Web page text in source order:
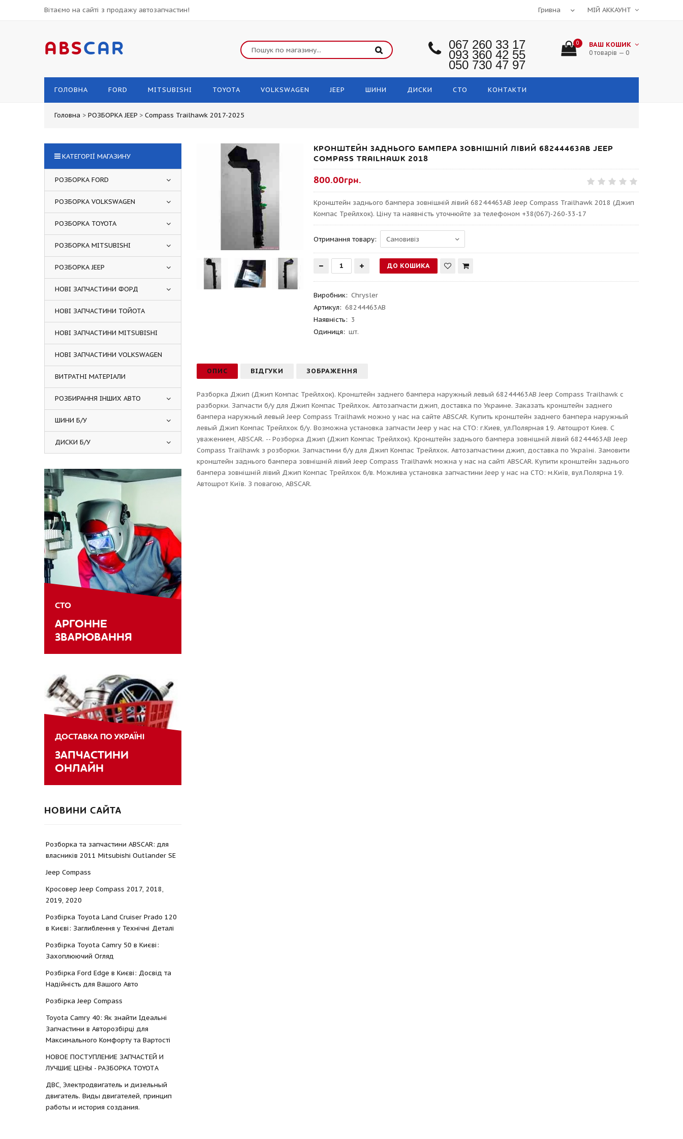
Вітаємо на сайті з продажу автозапчастин! МІЙ АККАУНТ
ABSCAR 067 260 33 17
093 360 42 55
050 730 47 97
0 ВАШ КОШИК
0 товарів — 0
ГОЛОВНА FORD MITSUBISHI TOYOTA VOLKSWAGEN JEEP ШИНИ ДИСКИ СТО КОНТАКТИ
Головна > РОЗБОРКА JEEP > Compass Trailhawk 2017-2025
КРОНШТЕЙН ЗАДНЬОГО БАМПЕРА ЗОВНІШНІЙ ЛІВИЙ 68244463AB JEEP
COMPASS TRAILHAWK 2018
800.00грн.
Кронштейн заднього бампера зовнішній лівий 68244463AB Jeep Compass Trailhawk 2018 (Джип
Компас Трейлхок). Ціну та наявність уточнюйте за телефоном +38(067)-260-33-17
Отримання товару:
Виробник: Chrysler
Артикул: 68244463AB
Наявність: 3
Одиниця: шт.
ОПИС ВІДГУКИ ЗОБРАЖЕННЯ
Разборка Джип (Джип Компас Трейлхок). Кронштейн заднего бампера наружный левый 68244463AB Jeep Compass Trailhawk с
разборки. Запчасти б/у для Джип Компас Трейлхок. Автозапчасти джип, доставка по Украине. Заказать кронштейн заднего
бампера наружный левый Jeep Compass Trailhawk можно у нас на сайте ABSCAR. Купить кронштейн заднего бампера наружный
левый Джип Компас Трейлхок б/у. Возможна установка запчасти Jeep у нас на СТО: г.Киев, ул.Полярная 19. Автошрот Киев. С
уважением, ABSCAR. -- Розборка Джип (Джип Компас Трейлхок). Кронштейн заднього бампера зовнішній лівий 68244463AB Jeep
Compass Trailhawk з розборки. Запчастини б/у для Джип Компас Трейлхок. Автозапчастини джип, доставка по Україні. Замовити
кронштейн заднього бампера зовнішній лівий Jeep Compass Trailhawk можна у нас на сайті ABSCAR. Купити кронштейн заднього
бампера зовнішній лівий Джип Компас Трейлхок б/в. Можлива установка запчастини Jeep у нас на СТО: м.Київ, вул.Полярна 19.
Автошрот Київ. З повагою, ABSCAR.
КАТЕГОРІЇ МАГАЗИНУ
РОЗБОРКА FORD
РОЗБОРКА VOLKSWAGEN
РОЗБОРКА TOYOTA
РОЗБОРКА MITSUBISHI
РОЗБОРКА JEEP
НОВІ ЗАПЧАСТИНИ ФОРД
НОВІ ЗАПЧАСТИНИ ТОЙОТА
НОВІ ЗАПЧАСТИНИ MITSUBISHI
НОВІ ЗАПЧАСТИНИ VOLKSWAGEN
ВИТРАТНІ МАТЕРІАЛИ
РОЗБИРАННЯ ІНШИХ АВТО
ШИНИ Б/У
ДИСКИ Б/У
СТО
АРГОННЕ
ЗВАРЮВАННЯ
ДОСТАВКА ПО УКРАЇНІ
ЗАПЧАСТИНИ
ОНЛАЙН
НОВИНИ САЙТА
Розборка та запчастини ABSCAR: для
власників 2011 Mitsubishi Outlander SE
Jeep Compass
Кросовер Jeep Compass 2017, 2018,
2019, 2020
Розбірка Toyota Land Cruiser Prado 120
в Києві: Заглиблення у Технічні Деталі
Розбірка Toyota Camry 50 в Києві:
Захоплюючий Огляд
Розбірка Ford Edge в Києві: Досвід та
Надійність для Вашого Авто
Розбірка Jeep Compass
Toyota Camry 40: Як знайти Ідеальні
Запчастини в Авторозбірці для
Максимального Комфорту та Вартості
НОВОЕ ПОСТУПЛЕНИЕ ЗАПЧАСТЕЙ И
ЛУЧШИЕ ЦЕНЫ - РАЗБОРКА TOYOTА
ДВС, Электродвигатель и дизельный
двигатель. Виды двигателей, принцип
работы и история создания.